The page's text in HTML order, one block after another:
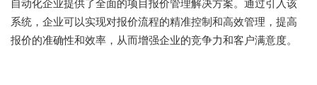
自动化企业提供了全面的项目报价管理解决方案。通过引入该
系统，企业可以实现对报价流程的精准控制和高效管理，提高
报价的准确性和效率，从而增强企业的竞争力和客户满意度。